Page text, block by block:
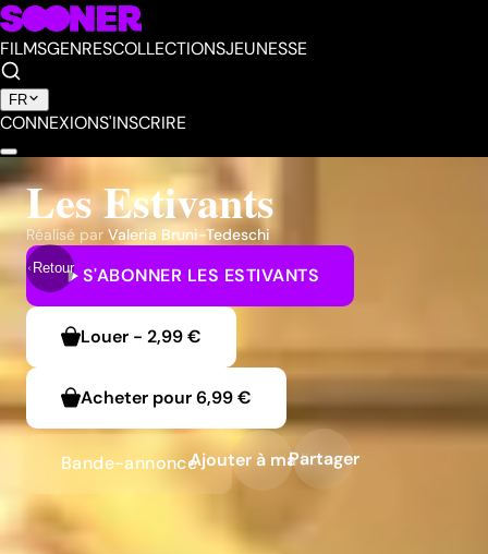
FILMSGENRESCOLLECTIONSJEUNESSE
FR
CONNEXIONS'INSCRIRE
Retour
Les Estivants
Réalisé par Valeria Bruni-Tedeschi
S'ABONNER LES ESTIVANTS
Louer - 2,99 €
Acheter pour6,99 €
Bande-annonceAjouter à ma liste
Partager